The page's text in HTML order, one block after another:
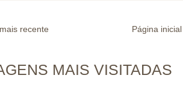
recente Página inicial
MAIS VISITADAS